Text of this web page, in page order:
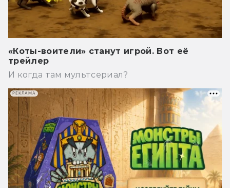
«Коты-воители» станут игрой. Вот её
трейлер
И когда там мультсериал?
РЕКЛАМА